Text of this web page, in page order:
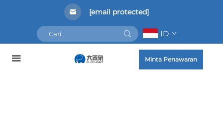
[email protected]
ID
Minta Penawaran